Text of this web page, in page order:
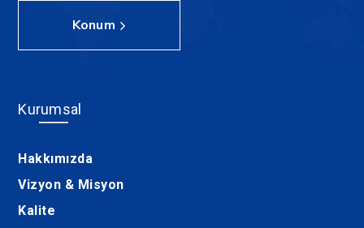
Konum
Kurumsal
Hakkımızda
Vizyon & Misyon
Kalite